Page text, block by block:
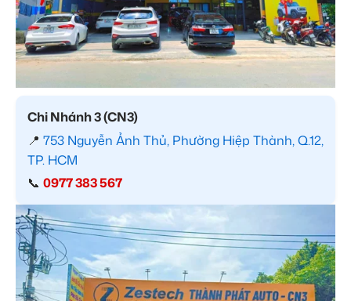
Chi Nhánh 3 (CN3)
📍 753 Nguyễn Ảnh Thủ, Phường Hiệp Thành, Q.12,
TP. HCM
📞 0977 383 567